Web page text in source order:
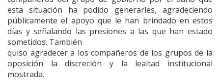
esta situación ha podido generarles, agradeciendo
públicamente el apoyo que le han brindado en estos
días y señalando las presiones a las que han estado
sometidos. También
quiso agradecer a los compañeros de los grupos de la
oposición la discreción y la lealtad institucional
mostrada.